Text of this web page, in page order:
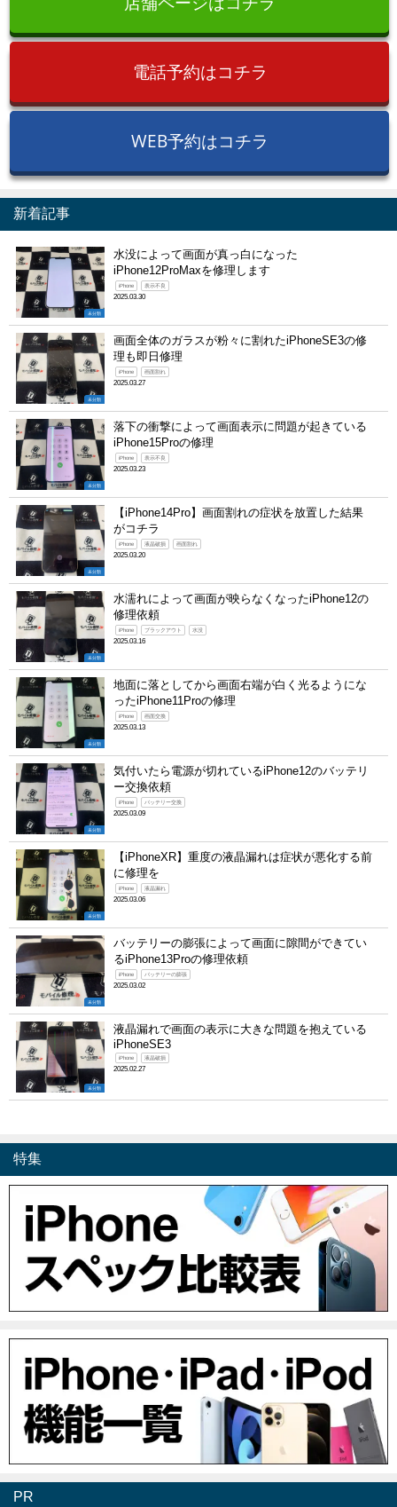
電話予約はコチラ
WEB予約はコチラ
新着記事
未分類
水没によって画面が真っ白になった
iPhone12ProMaxを修理します
iPhone 表示不良
2025.03.30
未分類
画面全体のガラスが粉々に割れたiPhoneSE3の修
理も即日修理
iPhone 画面割れ
2025.03.27
未分類
落下の衝撃によって画面表示に問題が起きている
iPhone15Proの修理
iPhone 表示不良
2025.03.23
未分類
【iPhone14Pro】画面割れの症状を放置した結果
がコチラ
iPhone 液晶破損 画面割れ
2025.03.20
未分類
水濡れによって画面が映らなくなったiPhone12の
修理依頼
iPhone ブラックアウト 水没
2025.03.16
未分類
地面に落としてから画面右端が白く光るようにな
ったiPhone11Proの修理
iPhone 画面交換
2025.03.13
未分類
気付いたら電源が切れているiPhone12のバッテリ
ー交換依頼
iPhone バッテリー交換
2025.03.09
未分類
【iPhoneXR】重度の液晶漏れは症状が悪化する前
に修理を
iPhone 液晶漏れ
2025.03.06
未分類
バッテリーの膨張によって画面に隙間ができてい
るiPhone13Proの修理依頼
iPhone バッテリーの膨張
2025.03.02
未分類
液晶漏れで画面の表示に大きな問題を抱えている
iPhoneSE3
iPhone 液晶破損
2025.02.27
特集
PR